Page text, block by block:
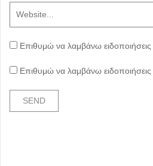
Επιθυμώ να λαμβάνω
Επιθυμώ να λαμβάνω